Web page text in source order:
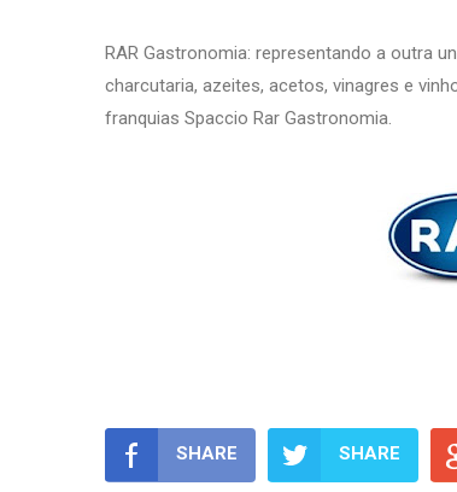
RAR Gastronomia: representando a outra
charcutaria, azeites, acetos, vinagres e
franquias Spaccio Rar Gastronomia.
SHARE SHARE